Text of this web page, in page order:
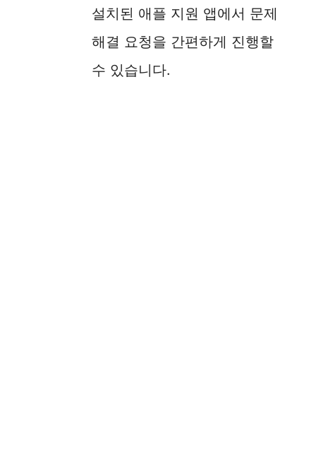
설치된 애플 지원 앱에서 문제
해결 요청을 간편하게 진행할
수 있습니다.